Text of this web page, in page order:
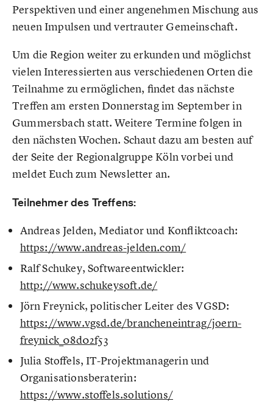
Perspektiven und einer angenehmen Mischung aus
neuen Impulsen und vertrauter Gemeinschaft.
Um die Region weiter zu erkunden und möglichst
vielen Interessierten aus verschiedenen Orten die
Teilnahme zu ermöglichen, findet das nächste
Treffen am ersten Donnerstag im September in
Gummersbach statt. Weitere Termine folgen in
den nächsten Wochen. Schaut dazu am besten auf
der Seite der Regionalgruppe Köln vorbei und
meldet Euch zum Newsletter an.
Teilnehmer des Treffens:
Andreas Jelden, Mediator und Konfliktcoach:
https://www.andreas-jelden.com/
Ralf Schukey, Softwareentwickler:
http://www.schukeysoft.de/
Jörn Freynick, politischer Leiter des VGSD:
https://www.vgsd.de/brancheneintrag/joern-
freynick_08d02f53
Julia Stoffels, IT-Projektmanagerin und
Organisationsberaterin:
https://www.stoffels.solutions/